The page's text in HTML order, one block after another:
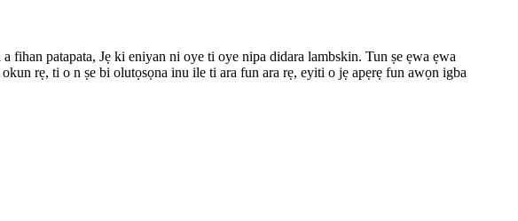
patapata, Jẹ ki eniyan ni oye ti oye nipa didara lambskin. Tun ṣe ẹwa ẹwa
rẹ, ti o n ṣe bi olutọsọna inu ile ti ara fun ara rẹ, eyiti o jẹ apẹrẹ fun awọn igba